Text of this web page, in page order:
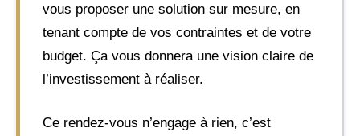
vous proposer une solution sur mesure, en
tenant compte de vos contraintes et de votre
budget. Ça vous donnera une vision claire de
l’investissement à réaliser.
Ce rendez-vous n’engage à rien, c’est